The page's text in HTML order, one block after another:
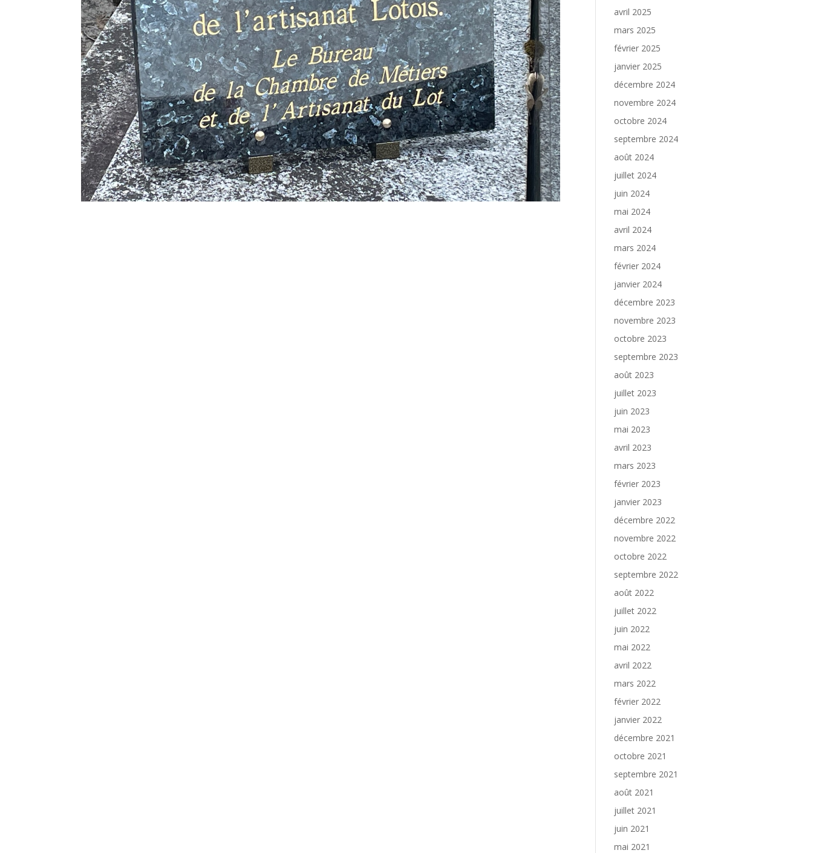
avril 2025
mars 2025
février 2025
janvier 2025
décembre 2024
novembre 2024
octobre 2024
septembre 2024
août 2024
juillet 2024
juin 2024
mai 2024
avril 2024
mars 2024
février 2024
janvier 2024
décembre 2023
novembre 2023
octobre 2023
septembre 2023
août 2023
juillet 2023
juin 2023
mai 2023
avril 2023
mars 2023
février 2023
janvier 2023
décembre 2022
novembre 2022
octobre 2022
septembre 2022
août 2022
juillet 2022
juin 2022
mai 2022
avril 2022
mars 2022
février 2022
janvier 2022
décembre 2021
octobre 2021
septembre 2021
août 2021
juillet 2021
juin 2021
mai 2021